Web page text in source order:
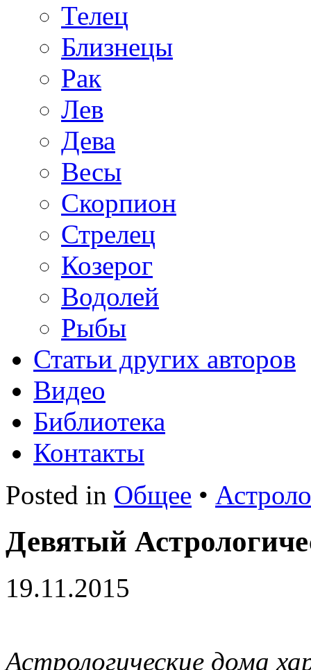
Телец
Близнецы
Рак
Лев
Дева
Весы
Скорпион
Стрелец
Козерог
Водолей
Рыбы
Статьи других авторов
Видео
Библиотека
Контакты
Posted in Общее •
Девятый
19.11.2015
Астрологические дома